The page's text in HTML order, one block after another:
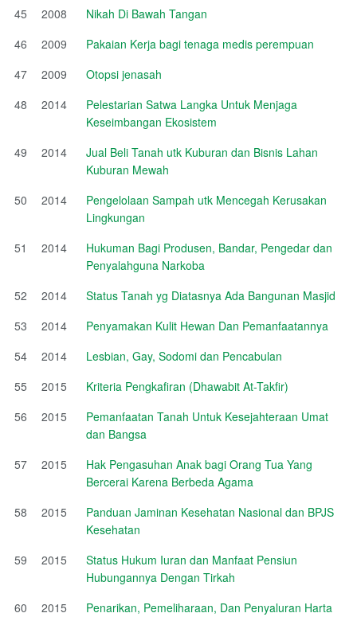
45
2008
Nikah Di Bawah Tangan
46
2009
Pakaian Kerja bagi tenaga medis perempuan
47
2009
Otopsi jenasah
48
2014
Pelestarian Satwa Langka Untuk Menjaga
Keseimbangan Ekosistem
49
2014
Jual Beli Tanah utk Kuburan dan Bisnis Lahan
Kuburan Mewah
50
2014
Pengelolaan Sampah utk Mencegah Kerusakan
Lingkungan
51
2014
Hukuman Bagi Produsen, Bandar, Pengedar dan
Penyalahguna Narkoba
52
2014
Status Tanah yg Diatasnya Ada Bangunan Masjid
53
2014
Penyamakan Kulit Hewan Dan Pemanfaatannya
54
2014
Lesbian, Gay, Sodomi dan Pencabulan
55
2015
Kriteria Pengkafiran (Dhawabit At-Takfir)
56
2015
Pemanfaatan Tanah Untuk Kesejahteraan Umat
dan Bangsa
57
2015
Hak Pengasuhan Anak bagi Orang Tua Yang
Bercerai Karena Berbeda Agama
58
2015
Panduan Jaminan Kesehatan Nasional dan BPJS
Kesehatan
59
2015
Status Hukum Iuran dan Manfaat Pensiun
Hubungannya Dengan Tirkah
60
2015
Penarikan, Pemeliharaan, Dan Penyaluran Harta